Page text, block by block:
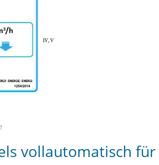
vollautomatisch